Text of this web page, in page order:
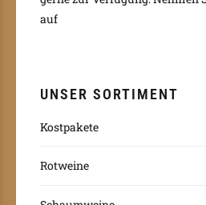
auf
UNSER SORTIMENT
Kostpakete
Rotweine